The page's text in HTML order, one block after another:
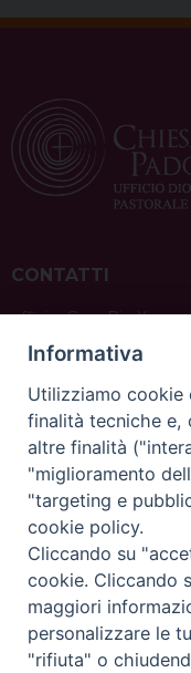
CONTATTI
ufficio: Casa Pio X
via Bonporti, 20 – 35141
tel: +39 351 619 2354
e mail:
sede: Casa Sant'Andrea
via Valmarana, 20 –
instagram:
e mail:
Informativa
Utilizziamo cookie
finalità tecniche e,
altre finalità
"miglioramento
"targeting e
cookie policy.
Cliccando su
cookie. Cliccando
maggiori
personalizzare le
"rifiuta" o